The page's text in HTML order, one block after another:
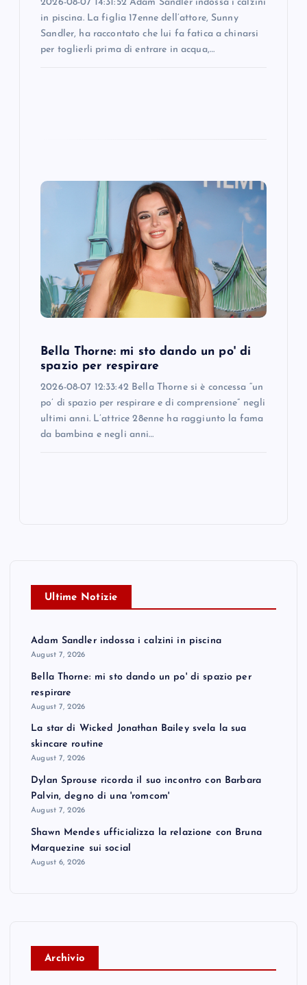
2026-08-07 14:31:52 Adam Sandler indossa i calzini
in piscina. La figlia 17enne dell’attore, Sunny
Sandler, ha raccontato che lui fa fatica a chinarsi
per toglierli prima di entrare in acqua,…
Bella Thorne: mi sto dando un po' di
spazio per respirare
2026-08-07 12:33:42 Bella Thorne si è concessa “un
po’ di spazio per respirare e di comprensione” negli
ultimi anni. L’attrice 28enne ha raggiunto la fama
da bambina e negli anni…
Ultime Notizie
Adam Sandler indossa i calzini in piscina
August 7, 2026
Bella Thorne: mi sto dando un po' di spazio per
respirare
August 7, 2026
La star di Wicked Jonathan Bailey svela la sua
skincare routine
August 7, 2026
Dylan Sprouse ricorda il suo incontro con Barbara
Palvin, degno di una 'romcom'
August 7, 2026
Shawn Mendes ufficializza la relazione con Bruna
Marquezine sui social
August 6, 2026
Archivio